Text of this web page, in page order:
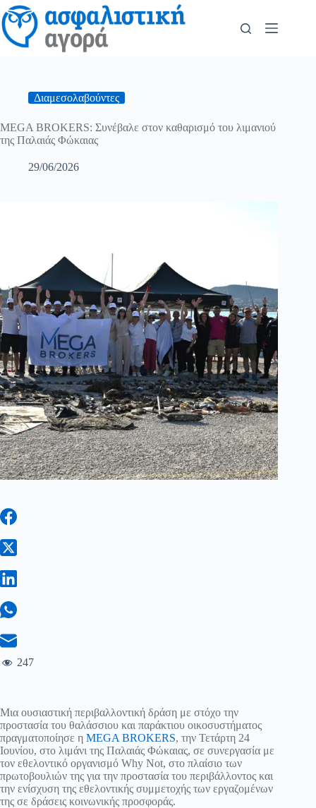
Διαμεσολαβούντες
MEGA BROKERS: Συνέβαλε στον καθαρισμό του λιμανιού
της Παλαιάς Φώκαιας
29/06/2026
247
Μια ουσιαστική περιβαλλοντική δράση με στόχο την
προστασία του θαλάσσιου και παράκτιου οικοσυστήματος
πραγματοποίησε η MEGA BROKERS, την Τετάρτη 24
Ιουνίου, στο λιμάνι της Παλαιάς Φώκαιας, σε συνεργασία με
τον εθελοντικό οργανισμό Why Not, στο πλαίσιο των
πρωτοβουλιών της για την προστασία του περιβάλλοντος και
την ενίσχυση της εθελοντικής συμμετοχής των εργαζομένων
της σε δράσεις κοινωνικής προσφοράς.